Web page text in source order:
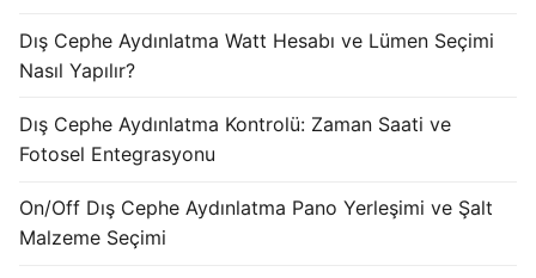
French
Dış Cephe Aydınlatma Watt Hesabı ve Lümen Seçimi
Nasıl Yapılır?
Dış Cephe Aydınlatma Kontrolü: Zaman Saati ve
Fotosel Entegrasyonu
On/Off Dış Cephe Aydınlatma Pano Yerleşimi ve Şalt
Malzeme Seçimi